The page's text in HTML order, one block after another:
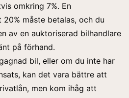
omkring 7%. En
20% måste betalas, och du
av en auktoriserad bilhandlare
på förhand.
bil, eller om du inte har
kan det vara bättre att
men kom ihåg att